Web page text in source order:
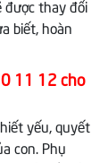
được thay đổi
biết, hoàn
11 12 cho
yếu, quyết
con. Phụ